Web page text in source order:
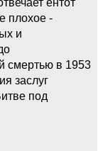
плохое -
и
смертью в 1953
заслуг
под